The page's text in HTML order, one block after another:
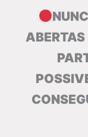
ABERTAS